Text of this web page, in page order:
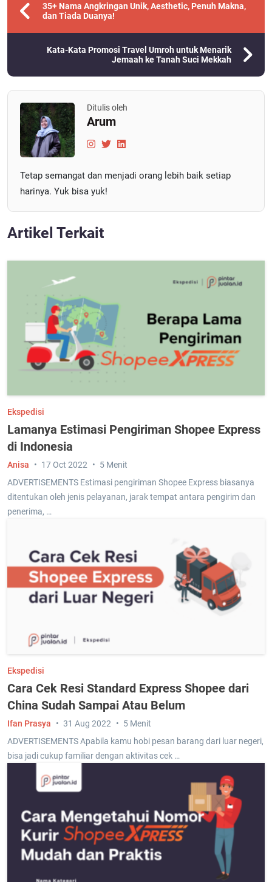
35+ Nama Angkringan Unik, Aesthetic, Penuh Makna,
dan Tiada Duanya!
Kata-Kata Promosi Travel Umroh untuk Menarik
Jemaah ke Tanah Suci Mekkah
Ditulis oleh
Arum
Tetap semangat dan menjadi orang lebih baik setiap
harinya. Yuk bisa yuk!
Artikel Terkait
Ekspedisi
Lamanya Estimasi Pengiriman Shopee Express
di Indonesia
ADVERTISEMENTS Estimasi pengiriman Shopee Express biasanya
ditentukan oleh jenis pelayanan, jarak tempat antara pengirim dan
penerima, …
Anisa 17 Oct 2022 5 Menit
Ekspedisi
Cara Cek Resi Standard Express Shopee dari
China Sudah Sampai Atau Belum
ADVERTISEMENTS Apabila kamu hobi pesan barang dari luar negeri,
bisa jadi cukup familiar dengan aktivitas cek …
Ifan Prasya 31 Aug 2022 5 Menit